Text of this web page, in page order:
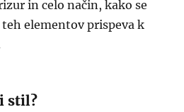
in celo način, kako se
teh elementov prispeva k
stil?